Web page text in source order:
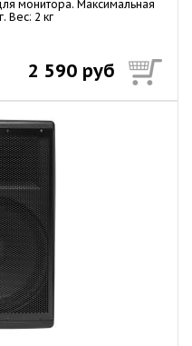
монитора. Максимальная
Вес: 2 кг
2 590 руб